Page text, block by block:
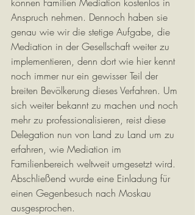
Anspruch nehmen. Dennoch haben sie
genau wie wir die stetige Aufgabe, die
Mediation in der Gesellschaft weiter zu
implementieren, denn dort wie hier kennt
noch immer nur ein gewisser Teil der
breiten Bevölkerung dieses Verfahren. Um
sich weiter bekannt zu machen und noch
mehr zu professionalisieren, reist diese
Delegation nun von Land zu Land um zu
erfahren, wie Mediation im
Familienbereich weltweit umgesetzt wird.
Abschließend wurde eine Einladung für
einen Gegenbesuch nach Moskau
ausgesprochen.